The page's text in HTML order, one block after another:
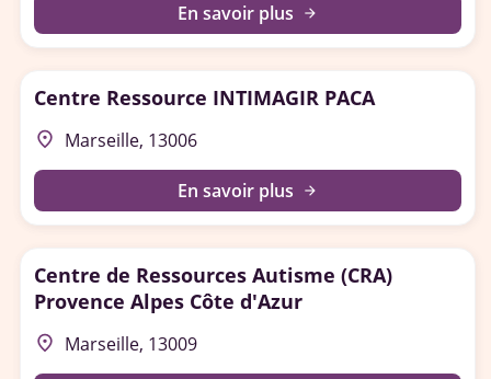
En savoir plus arrow_forward
Centre Ressource INTIMAGIR PACA
place Marseille, 13006
En savoir plus arrow_forward
Centre de Ressources Autisme (CRA)
Provence Alpes Côte d'Azur
place Marseille, 13009